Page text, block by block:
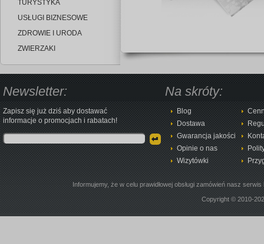
TURYSTYKA
USŁUGI BIZNESOWE
ZDROWIE I URODA
ZWIERZAKI
Newsletter:
Zapisz się już dziś aby dostawać
informacje o promocjach i rabatach!
Na skróty:
Blog
Dostawa
Gwarancja jakości
Opinie o nas
Wizytówki
Informujemy, że w celu prawidłowej obsługi zamówień nasz
Copyright © 2010-